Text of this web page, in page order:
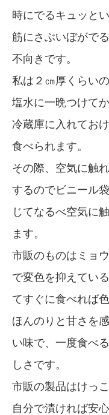
時にでるキュッと
筋にさぶいぼがで
不向きです。
私は２㎝厚くらい
塩水に一晩つけて
冷蔵庫に入れてお
食べられます。
その際、空気に触
するのでビニール
じてなるべ空気に
ます。
市販のものはミョ
で変色を抑えてい
てすぐに食べれば
ほんのりと甘さを
い味で、一度食べ
しさです。
市販の製品はけっ
自分で漬ければ安